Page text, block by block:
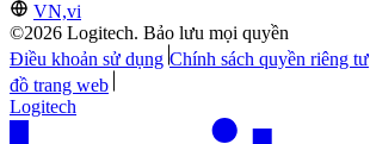
VN,vi
©2026 Logitech. Bảo lưu mọi quyền
Điều khoản sử dụng Chính sách quyền riêng tư
đồ trang web
Logitech